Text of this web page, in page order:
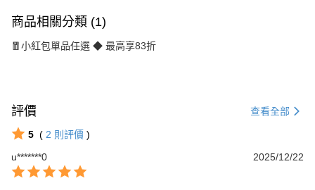
商品相關分類 (1)
🧧小紅包單品任選 ◆ 最高享83折
評價 查看全部
5 ( 2 則評價 )
u*******0
2025/12/22